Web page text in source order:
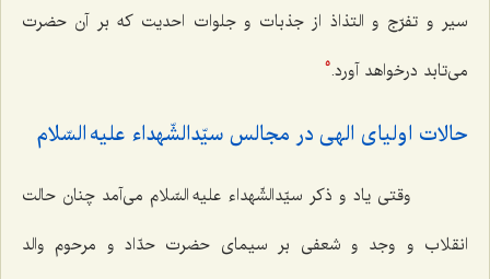
سیر و تفرّج و التذاذ از جذبات و جلوات احدیت که بر آن حضرت
می‌تابد درخواهد آورد.5
حالات اولیای الهی در مجالس سیّدالشّهداء علیه السّلام
وقتی یاد و ذکر سیّدالشّهداء علیه السّلام می‌آمد چنان حالت
انقلاب و وجد و شعفی بر سیمای حضرت حدّاد و مرحوم والد